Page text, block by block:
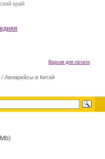
край
Версия для печати
/ Авиарейсы в Китай